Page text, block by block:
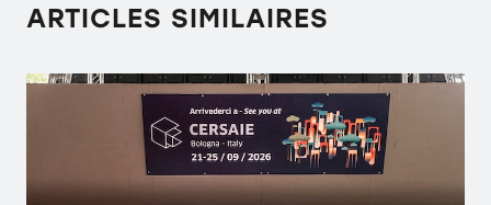
ARTICLES SIMILAIRES